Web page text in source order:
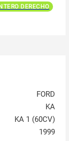
DERECHO
FORD
KA
KA 1 (60CV)
1999